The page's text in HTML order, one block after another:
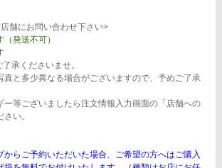
舗にお問い合わせ下さい>
発送不可）
承くださいませ。
と多少異なる場合がございますので、予めご了承
等ございましたら注文情報入力画面の「店舗への
い。
らご予約いただいた場合、ご希望の方へはご購入